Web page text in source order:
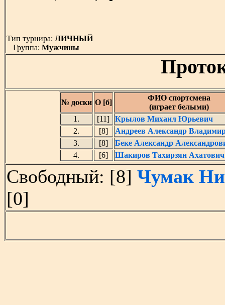
Тип турнира: ЛИЧНЫЙ
Группа: Мужчины
№ доски О [б]
ФИО спортсмена
(играет белыми)
1.
[11]
Крылов Михаил Юрьевич
2.
[8]
Андреев Александр
3.
[8]
Беке Александр
4.
[6] Шакиров Тахирзян Ахатович
Свободный: [8] Чумак
[0]